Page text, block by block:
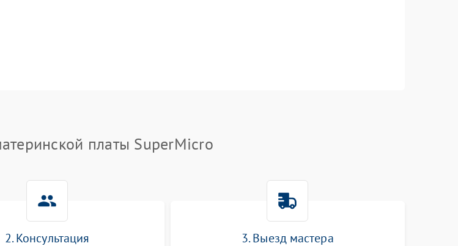
платы SuperMicro
2. Консультация 3. Выезд мастера